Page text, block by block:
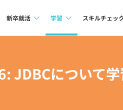
新卒就活
インターン
学習
問題集
スキルチェッ
SQL
JDBCについて学